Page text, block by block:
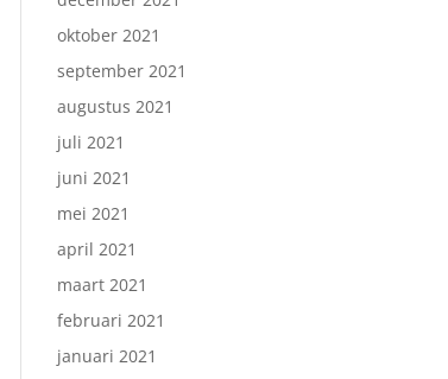
oktober 2021
september 2021
augustus 2021
juli 2021
juni 2021
mei 2021
april 2021
maart 2021
februari 2021
januari 2021